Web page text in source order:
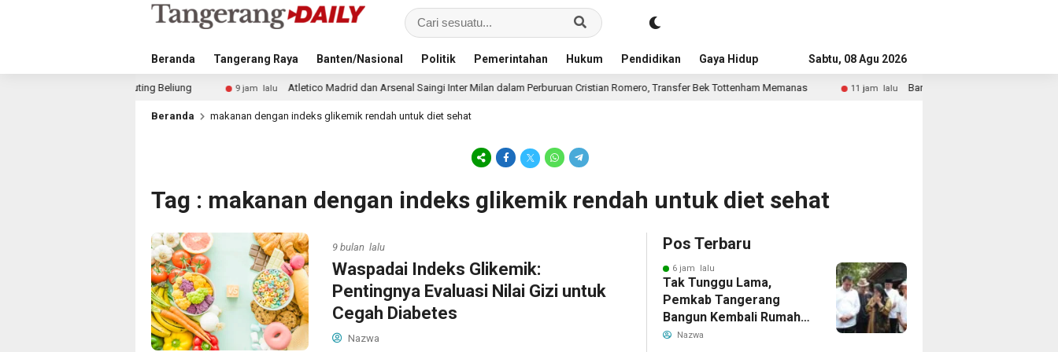
Beranda Tangerang Raya Banten/Nasional Politik Pemerintahan Hukum Pendidikan Gaya Hidup AdvertorialSabtu, 08 Agu 2026
9 jam lalu Atletico Madrid dan Arsenal Saingi Inter Milan dalam Perburuan Cristian Romero, Transfer Bek Tottenham Memanas 11 jam lalu Bandara Husein Sastranegara Kembali Layani Pesawat
Beranda makanan dengan indeks glikemik rendah untuk diet sehat
Tag : makanan dengan indeks glikemik rendah untuk diet sehat
9 bulan lalu
Waspadai Indeks Glikemik:
Pentingnya Evaluasi Nilai Gizi untuk
Cegah Diabetes
Nazwa
Pos Terbaru
6 jam lalu
Tak Tunggu Lama,
Pemkab Tangerang
Bangun Kembali Rumah
Warga yang Roboh
Nazwa